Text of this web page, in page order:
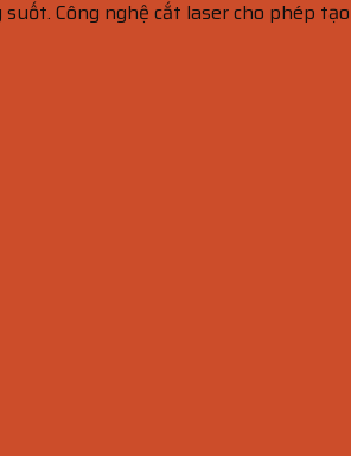
Công nghệ cắt laser cho phép